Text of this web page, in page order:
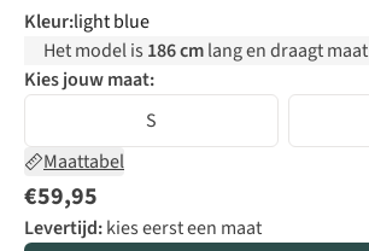
Kleur:light blue
Het model is 186 cmlang en draagt maat
Kies jouw maat:
S
Maattabel
€59,95
Levertijd:kies eerst een maat